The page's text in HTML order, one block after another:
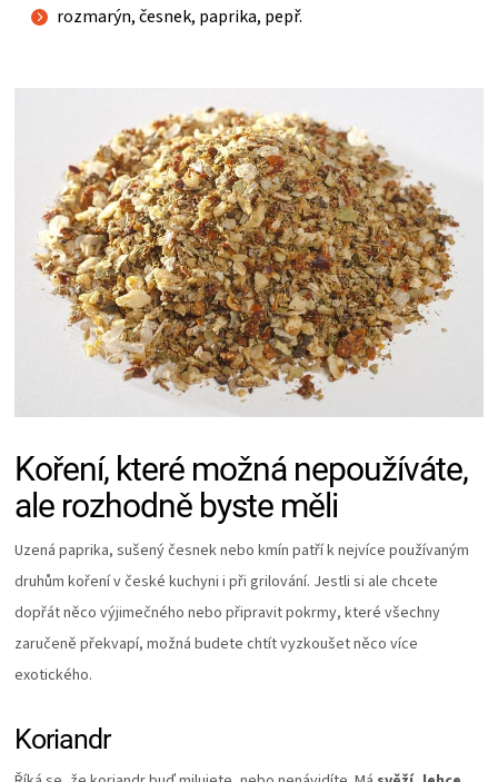
rozmarýn, česnek, paprika, pepř.
Koření, které možná nepoužíváte,
ale rozhodně byste měli
Uzená paprika, sušený česnek nebo kmín patří k nejvíce používaným
druhům koření v české kuchyni i při grilování. Jestli si ale chcete
dopřát něco výjimečného nebo připravit pokrmy, které všechny
zaručeně překvapí, možná budete chtít vyzkoušet něco více
exotického.
Koriandr